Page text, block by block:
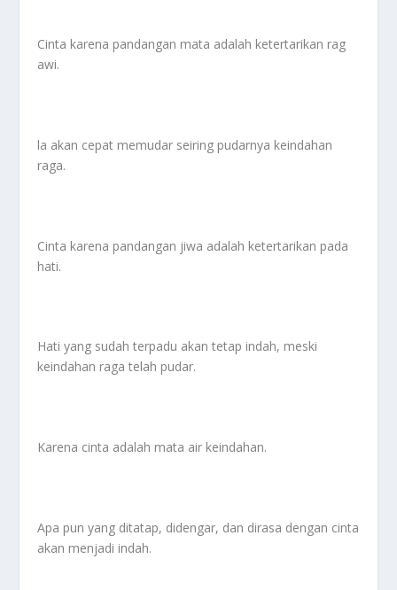
Cinta karena pandangan mata adalah ketertarikan rag
awi.
la akan cepat memudar seiring pudarnya keindahan
raga.
Cinta karena pandangan jiwa adalah ketertarikan pada
hati.
Hati yang sudah terpadu akan tetap indah, meski
keindahan raga telah pudar.
Karena cinta adalah mata air keindahan.
Apa pun yang ditatap, didengar, dan dirasa dengan cinta
akan menjadi indah.